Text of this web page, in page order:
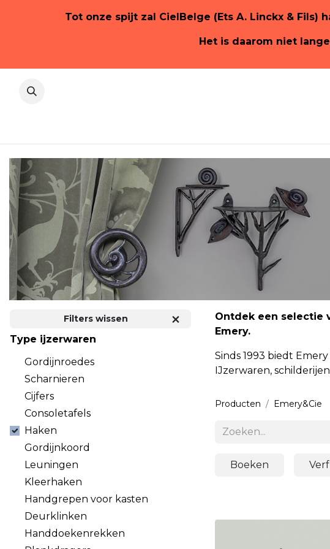
Tot onze spijt zal CielBelge (Ets A. Linckx &
Het is daarom niet
Filters wissen
Type ijzerwaren
Gordijnroedes
Scharnieren
Cijfers
Consoletafels
Haken
Gordijnkoord
Leuningen
Kleerhaken
Handgrepen voor kasten
Deurklinken
Handdoekenrekken
Ontdek een selectie
Emery.
Sinds 1993 biedt
IJzerwaren,
Producten Emery&Cie
Boeken Verf